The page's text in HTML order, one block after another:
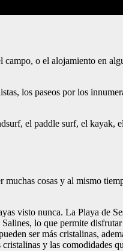
o el alojamiento en
los paseos por los
el paddle surf, el kayak,
muchas cosas y al mismo
visto nunca. La Playa de
lo que permite
ser más cristalinas,
y las